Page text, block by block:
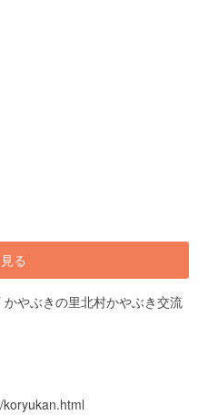
る
やぶきの里北村かやぶき交流